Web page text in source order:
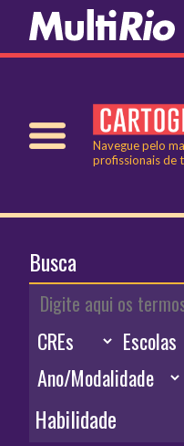
Navegue pelo
profissionais de
Busca
Habilidade